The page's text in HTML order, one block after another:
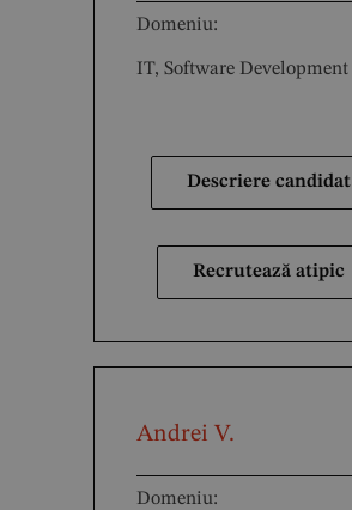
Domeniu:
IT, Software Development
Descriere candidat
Recrutează atipic
Andrei V.
Domeniu: